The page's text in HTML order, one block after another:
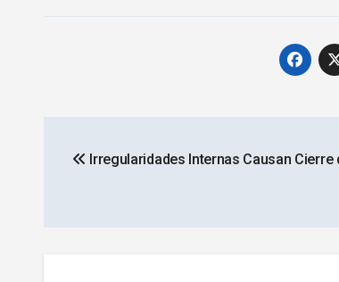
de
Irregularidades Internas Causan Cierre